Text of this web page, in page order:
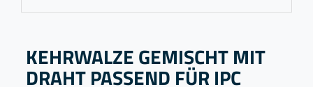
KEHRWALZE GEMISCHT MIT
DRAHT PASSEND FÜR IPC